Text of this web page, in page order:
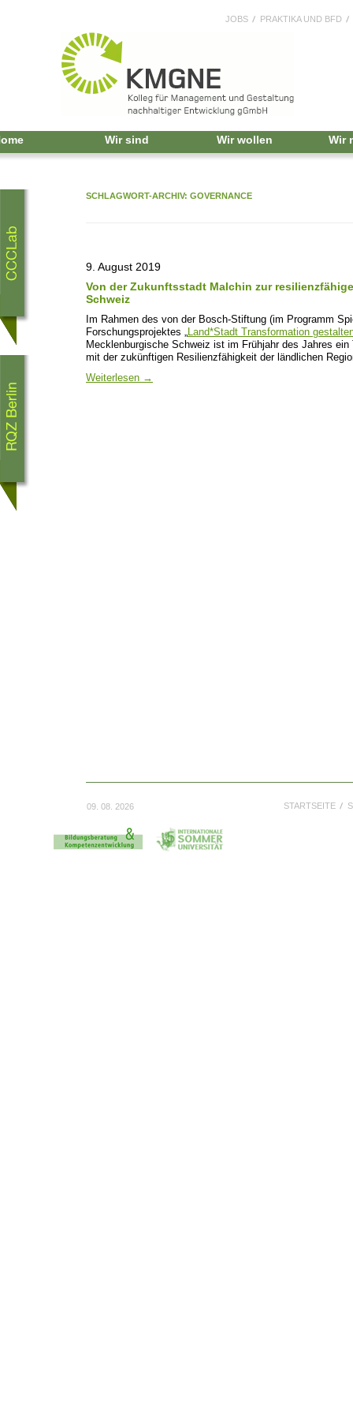
JOBS PRAKTIKA UND BFD
Wir sind Wir wollen Wir
SCHLAGWORT-ARCHIV: GOVERNANCE
9. August 2019
Von der Zukunftsstadt Malchin zur
Schweiz
Im Rahmen des von der Bosch-Stiftung (im Programm
Forschungsprojektes „Land*Stadt Transformation
Mecklenburgische Schweiz ist im Frühjahr des Jahres
mit der zukünftigen Resilienzfähigkeit der ländlichen
Weiterlesen →
09. 08. 2026 STARTSEITE